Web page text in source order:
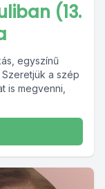
(13.
egyszínű
a szép
is megvenni,